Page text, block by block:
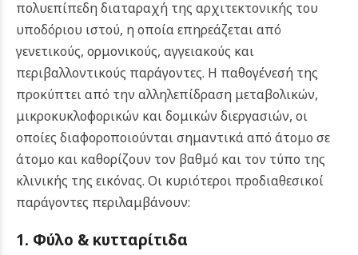
πολυεπίπεδη διαταραχή της αρχιτεκτονικής του
υποδόριου ιστού, η οποία επηρεάζεται από
γενετικούς, ορμονικούς, αγγειακούς και
περιβαλλοντικούς παράγοντες. Η παθογένεσή της
προκύπτει από την αλληλεπίδραση μεταβολικών,
μικροκυκλοφορικών και δομικών διεργασιών, οι
οποίες διαφοροποιούνται σημαντικά από άτομο σε
άτομο και καθορίζουν τον βαθμό και τον τύπο της
κλινικής της εικόνας. Οι κυριότεροι προδιαθεσικοί
παράγοντες περιλαμβάνουν:
1. Φύλο & κυτταρίτιδα